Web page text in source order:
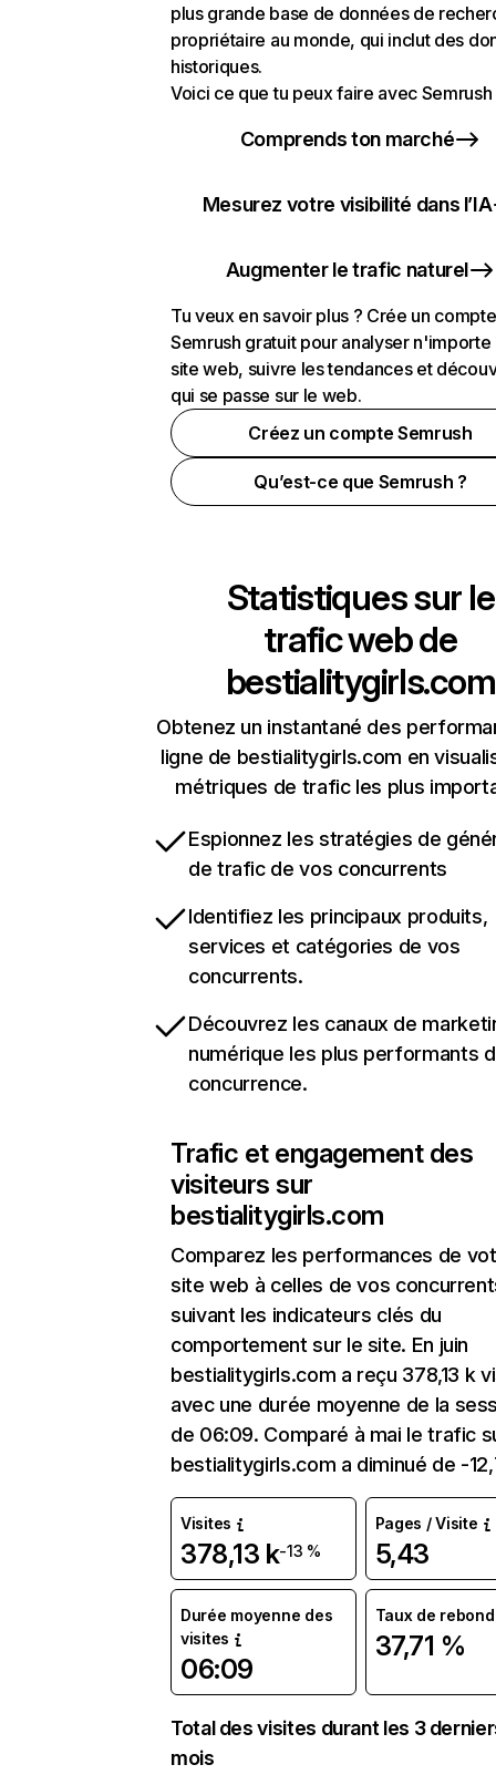
plus grande base de données de
propriétaire au monde, qui inclut des
historiques.
Voici ce que tu peux faire avec Semrush
Comprends ton marché
Mesurez votre visibilité dans l’IA
Augmenter le trafic naturel
Tu veux en savoir plus ? Crée un compte
Semrush gratuit pour analyser n'importe
site web, suivre les tendances et
qui se passe sur le web.
Créez un compte Semrush
Qu’est-ce que Semrush ?
Statistiques sur le
trafic web de
bestialitygirls.com
Obtenez un instantané des
ligne de bestialitygirls.com en
métriques de trafic les plus
Espionnez les stratégies de
de trafic de vos concurrents
Identifiez les principaux produits,
services et catégories de vos
concurrents.
Découvrez les canaux de
numérique les plus performants
concurrence.
Trafic et engagement des
visiteurs sur
bestialitygirls.com
Comparez les performances de
site web à celles de vos
suivant les indicateurs clés du
comportement sur le site. En juin
bestialitygirls.com a reçu 378,13 k
avec une durée moyenne de la
de 06:09. Comparé à mai le trafic
bestialitygirls.com a diminué de -
Visites
378,13 k-13 %
Pages / Visite
5,43
Durée moyenne des
visites
06:09
Taux de rebond
37,71 %
Total des visites durant les 3
mois